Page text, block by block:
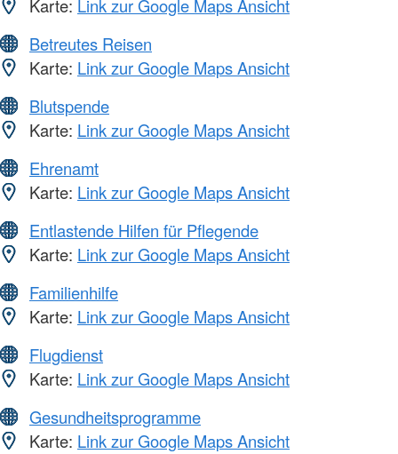
Karte: Link zur Google Maps Ansicht
Betreutes Reisen
Karte: Link zur Google Maps Ansicht
Blutspende
Karte: Link zur Google Maps Ansicht
Ehrenamt
Karte: Link zur Google Maps Ansicht
Entlastende Hilfen für Pflegende
Karte: Link zur Google Maps Ansicht
Familienhilfe
Karte: Link zur Google Maps Ansicht
Flugdienst
Karte: Link zur Google Maps Ansicht
Gesundheitsprogramme
Karte: Link zur Google Maps Ansicht